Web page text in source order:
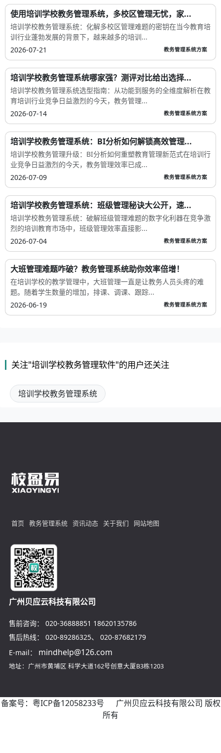
使用培训学校教务管理系统，多校区管理无忧，家...
培训学校教务管理系统：化解多校区管理难题的密钥在当今教育培
训行业蓬勃发展的背景下，越来越多的培训...
2026-07-21
教务管理系统方案
培训学校教务管理系统哪家强？测评对比给出选择...
培训学校教务管理系统选型指南：从功能到服务的全维度解析在教
育培训行业竞争日益激烈的今天，教务管理...
2026-07-14
教务管理系统方案
培训学校教务管理系统：BI分析如何解锁高效管理...
培训学校教务管理升级：BI分析如何重塑教育管理新范式在培训行
业竞争日益激烈的今天，教务管理效率已成...
2026-07-09
教务管理系统方案
培训学校教务管理系统：班级管理秘诀大公开，速...
培训学校教务管理系统：破解班级管理难题的数字化利器在竞争激
烈的培训教育市场中，班级管理效率直接影...
2026-07-04
教务管理系统方案
大班管理难题咋破？教务管理系统助你效率倍增！
在培训学校的教学管理中，大班管理一直是让教务人员头疼的难
题。随着学生数量的增加，排课、调课、跟踪...
2026-06-19
教务管理系统方案
关注"培训学校教务管理软件"的用户还关注
培训学校教务管理系统
首页 教务管理系统 资讯动态 关于我们 网站地图
广州贝应云科技有限公司
售前咨询： 020-36888851 18620135786
售后热线：
020-89286325、 020-87682179
E-mail：
mindhelp@126.com
地址：广州市黄埔区 科学大道162号创意大厦B3栋1203
备案号： 粤ICP备12058233号 广州贝应云科技有限公司 版权
所有